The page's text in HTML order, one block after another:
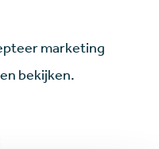
marketing
bekijken.